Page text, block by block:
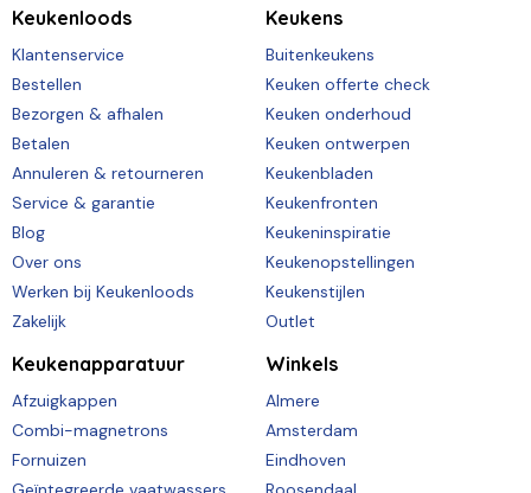
Keukenloods
Klantenservice
Bestellen
Bezorgen & afhalen
Betalen
Annuleren & retourneren
Service & garantie
Blog
Over ons
Werken bij Keukenloods
Zakelijk
Keukens
Buitenkeukens
Keuken offerte check
Keuken onderhoud
Keuken ontwerpen
Keukenbladen
Keukenfronten
Keukeninspiratie
Keukenopstellingen
Keukenstijlen
Outlet
Keukenapparatuur
Afzuigkappen
Combi-magnetrons
Fornuizen
Winkels
Almere
Amsterdam
Eindhoven